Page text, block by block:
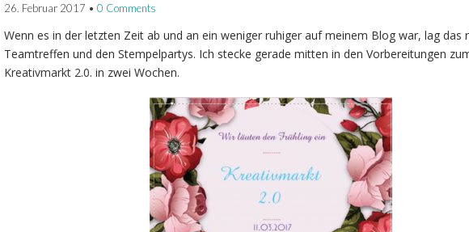
26. Februar 2017 • 0 Comments
Wenn es in der letzten Zeit ab und an ein weniger ruhiger auf meinem Blog war, lag das
Teamtreffen und den Stempelpartys. Ich stecke gerade mitten in den Vorbereitungen
Kreativmarkt 2.0. in zwei Wochen.